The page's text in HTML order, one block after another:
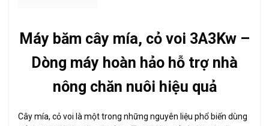
Máy băm cây mía, cỏ voi 3A3Kw –
Dòng máy hoàn hảo hỗ trợ nhà
nông chăn nuôi hiệu quả
Cây mía, cỏ voi là một trong những nguyên liệu phổ biến dùng